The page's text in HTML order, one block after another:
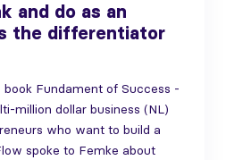
and do as an
the differentiator
Fundament of Success -
million dollar business (NL)
who want to build a
spoke to Femke about